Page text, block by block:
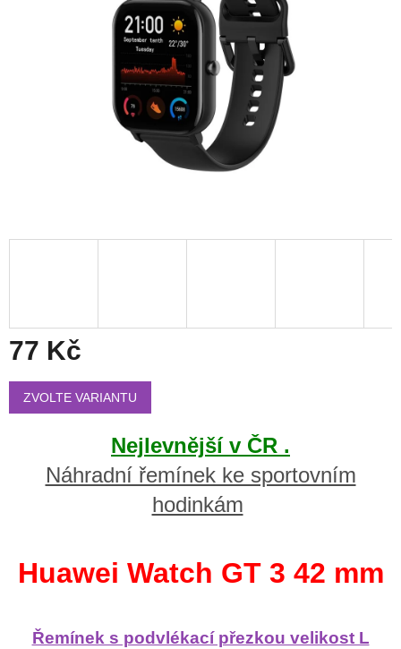
77 Kč
Měrná
cena:
ZVOLTE VARIANTU
Nejlevnější v ČR .
Náhradní řemínek ke sportovním
hodinkám
Huawei Watch GT 3 42 mm
Řemínek s podvlékací přezkou velikost L